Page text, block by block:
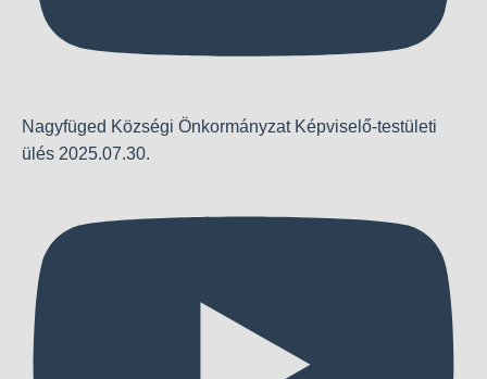
Nagyfüged Községi Önkormányzat Képviselő-testületi
ülés 2025.07.30.